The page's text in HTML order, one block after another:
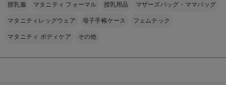
授乳服 マタニティ フォーマル 授乳用品 マザーズバッグ・ママバッグ
マタニティレッグウェア 母子手帳ケース フェムテック
マタニティ ボディケア その他